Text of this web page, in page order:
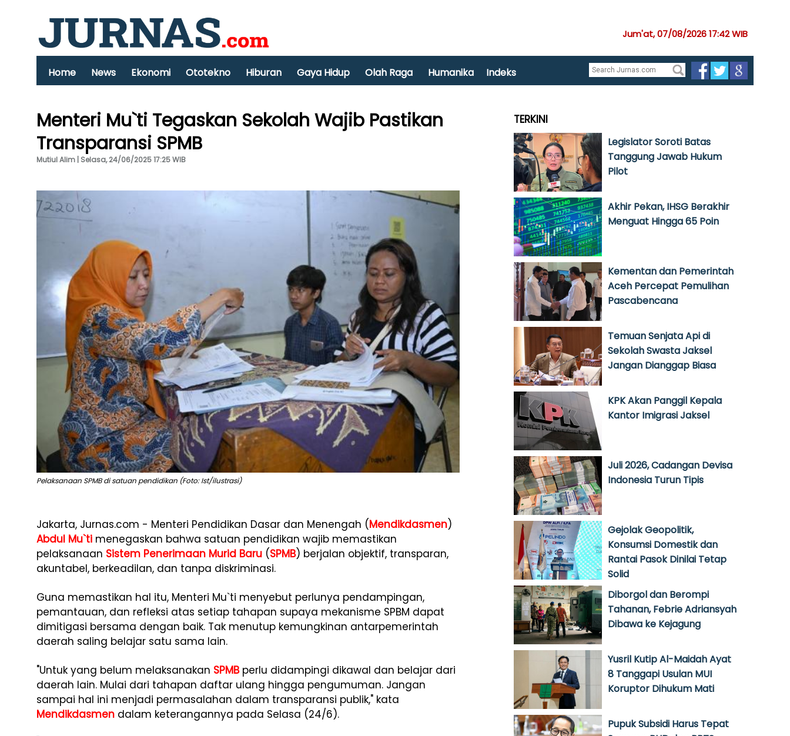
Jum'at, 07/08/2026 17:42 WIB
Home News Ekonomi Ototekno Hiburan Gaya Hidup Olah Raga Humanika Indeks
Menteri Mu`ti Tegaskan Sekolah Wajib Pastikan
Transparansi SPMB
Mutiul Alim | Selasa, 24/06/2025 17:25 WIB
Pelaksanaan SPMB di satuan pendidikan (Foto: Ist/ilustrasi)
Jakarta, Jurnas.com - Menteri Pendidikan Dasar dan Menengah (Mendikdasmen)
Abdul Mu`ti menegaskan bahwa satuan pendidikan wajib memastikan
pelaksanaan Sistem Penerimaan Murid Baru (SPMB) berjalan objektif, transparan,
akuntabel, berkeadilan, dan tanpa diskriminasi.
Guna memastikan hal itu, Menteri Mu`ti menyebut perlunya pendampingan,
pemantauan, dan refleksi atas setiap tahapan supaya mekanisme SPBM dapat
dimitigasi bersama dengan baik. Tak menutup kemungkinan antarpemerintah
daerah saling belajar satu sama lain.
"Untuk yang belum melaksanakan SPMBperlu didampingi dikawal dan belajar dari
daerah lain. Mulai dari tahapan daftar ulang hingga pengumuman. Jangan
sampai hal ini menjadi permasalahan dalam transparansi publik," kata
Mendikdasmen dalam keterangannya pada Selasa (24/6).
TERKINI
Legislator Soroti Batas
Tanggung Jawab Hukum
Pilot
Akhir Pekan, IHSG Berakhir
Menguat Hingga 65 Poin
Kementan dan Pemerintah
Aceh Percepat Pemulihan
Pascabencana
Temuan Senjata Api di
Sekolah Swasta Jaksel
Jangan Dianggap Biasa
KPK Akan Panggil Kepala
Kantor Imigrasi Jaksel
Juli 2026, Cadangan Devisa
Indonesia Turun Tipis
Gejolak Geopolitik,
Konsumsi Domestik dan
Rantai Pasok Dinilai Tetap
Solid
Diborgol dan Berompi
Tahanan, Febrie Adriansyah
Dibawa ke Kejagung
Yusril Kutip Al-Maidah Ayat
8 Tanggapi Usulan MUI
Koruptor Dihukum Mati
Pupuk Subsidi Harus Tepat